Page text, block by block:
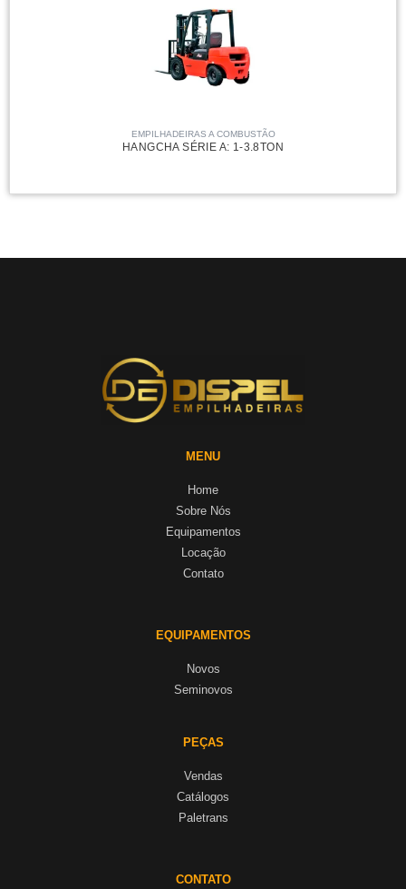
EMPILHADEIRAS A COMBUSTÃO
HANGCHA SÉRIE A: 1-3.8TON
MENU
Home
Sobre Nós
Equipamentos
Locação
Contato
EQUIPAMENTOS
Novos
Seminovos
PEÇAS
Vendas
Catálogos
Paletrans
CONTATO